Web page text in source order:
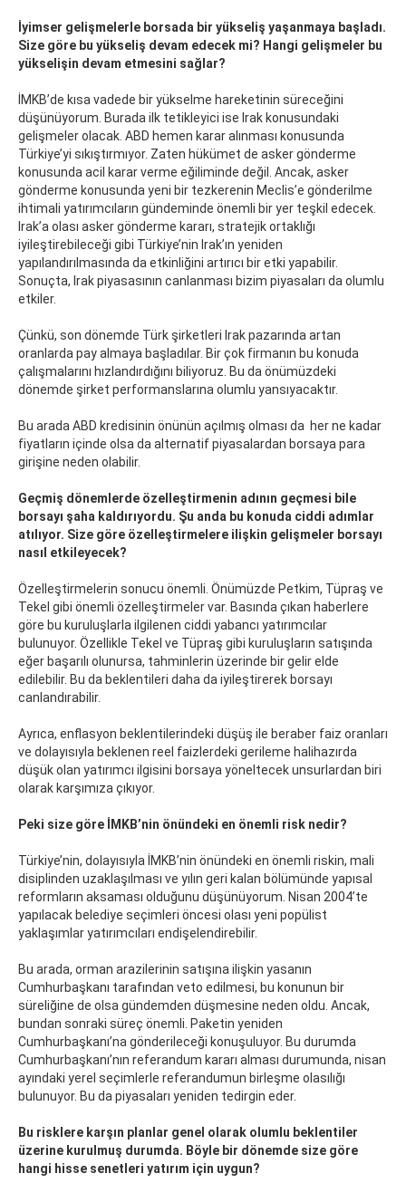
İyimser gelişmelerle borsada bir yükseliş yaşanmaya başladı.
Size göre bu yükseliş devam edecek mi? Hangi gelişmeler bu
yükselişin devam etmesini sağlar?
İMKB’de kısa vadede bir yükselme hareketinin süreceğini
düşünüyorum. Burada ilk tetikleyici ise Irak konusundaki
gelişmeler olacak. ABD hemen karar alınması konusunda
Türkiye’yi sıkıştırmıyor. Zaten hükümet de asker gönderme
konusunda acil karar verme eğiliminde değil. Ancak, asker
gönderme konusunda yeni bir tezkerenin Meclis’e gönderilme
ihtimali yatırımcıların gündeminde önemli bir yer teşkil edecek.
Irak’a olası asker gönderme kararı, stratejik ortaklığı
iyileştirebileceği gibi Türkiye’nin Irak’ın yeniden
yapılandırılmasında da etkinliğini artırıcı bir etki yapabilir.
Sonuçta, Irak piyasasının canlanması bizim piyasaları da olumlu
etkiler.
Çünkü, son dönemde Türk şirketleri Irak pazarında artan
oranlarda pay almaya başladılar. Bir çok firmanın bu konuda
çalışmalarını hızlandırdığını biliyoruz. Bu da önümüzdeki
dönemde şirket performanslarına olumlu yansıyacaktır.
Bu arada ABD kredisinin önünün açılmış olması da her ne kadar
fiyatların içinde olsa da alternatif piyasalardan borsaya para
girişine neden olabilir.
Geçmiş dönemlerde özelleştirmenin adının geçmesi bile
borsayı şaha kaldırıyordu. Şu anda bu konuda ciddi adımlar
atılıyor. Size göre özelleştirmelere ilişkin gelişmeler borsayı
nasıl etkileyecek?
Özelleştirmelerin sonucu önemli. Önümüzde Petkim, Tüpraş ve
Tekel gibi önemli özelleştirmeler var. Basında çıkan haberlere
göre bu kuruluşlarla ilgilenen ciddi yabancı yatırımcılar
bulunuyor. Özellikle Tekel ve Tüpraş gibi kuruluşların satışında
eğer başarılı olunursa, tahminlerin üzerinde bir gelir elde
edilebilir. Bu da beklentileri daha da iyileştirerek borsayı
canlandırabilir.
Ayrıca, enflasyon beklentilerindeki düşüş ile beraber faiz oranları
ve dolayısıyla beklenen reel faizlerdeki gerileme halihazırda
düşük olan yatırımcı ilgisini borsaya yöneltecek unsurlardan biri
olarak karşımıza çıkıyor.
Peki size göre İMKB’nin önündeki en önemli risk nedir?
Türkiye’nin, dolayısıyla İMKB’nin önündeki en önemli riskin, mali
disiplinden uzaklaşılması ve yılın geri kalan bölümünde yapısal
reformların aksaması olduğunu düşünüyorum. Nisan 2004’te
yapılacak belediye seçimleri öncesi olası yeni popülist
yaklaşımlar yatırımcıları endişelendirebilir.
Bu arada, orman arazilerinin satışına ilişkin yasanın
Cumhurbaşkanı tarafından veto edilmesi, bu konunun bir
süreliğine de olsa gündemden düşmesine neden oldu. Ancak,
bundan sonraki süreç önemli. Paketin yeniden
Cumhurbaşkanı’na gönderileceği konuşuluyor. Bu durumda
Cumhurbaşkanı’nın referandum kararı alması durumunda, nisan
ayındaki yerel seçimlerle referandumun birleşme olasılığı
bulunuyor. Bu da piyasaları yeniden tedirgin eder.
Bu risklere karşın planlar genel olarak olumlu beklentiler
üzerine kurulmuş durumda. Böyle bir dönemde size göre
hangi hisse senetleri yatırım için uygun?